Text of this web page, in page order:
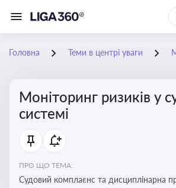
Головна Теми в центрі уваги
Моніторинг ризиків у
системі
ПРО ЩО ТЕМА:
Судовий комплаєнс та дисциплінарна